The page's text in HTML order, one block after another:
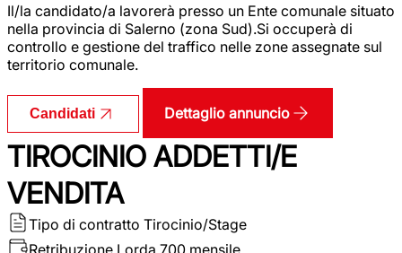
Il/la candidato/a lavorerà presso un Ente comunale situato
nella provincia di Salerno (zona Sud).Si occuperà di
controllo e gestione del traffico nelle zone assegnate sul
territorio comunale.
Candidati Dettaglio annuncio
TIROCINIO ADDETTI/E
VENDITA
Tipo di contratto Tirocinio/Stage
Retribuzione Lorda 700 mensile